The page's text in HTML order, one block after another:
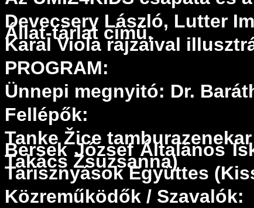
Devecsery László, Lutter
Állat-tárlat című,
Karal Viola rajzaival
PROGRAM:
Ünnepi megnyitó: Dr.
Fellépők:
Tanke Žice
Bersek József Általános
Takács Zsuzsanna)
Tarisznyások Együttes
Közreműködők / Szavalók: